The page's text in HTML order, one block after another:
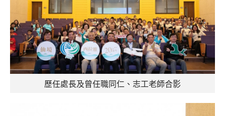
歷任處長及曾任職同仁、志工老師合影